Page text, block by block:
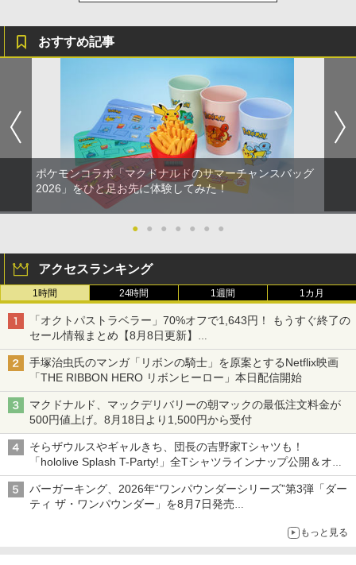
おすすめ記事
ポケモンコラボ「マクドナルドのサマーチャンスバッグ
2026」をひと足お先に体験してみた！
● ● ● ● ● ● ●
アクセスランキング
1時間 24時間 1週間 1カ月
「オクトパストラベラー」70%オフで1,643円！ もうすぐ終了の
セール情報まとめ【8月8日更新】
ニンテンドーeショップでは「大神 絶景版」が67%オフで990円
手塚治虫氏のマンガ「リボンの騎士」を原案とするNetflix映画
「THE RIBBON HERO リボンヒーロー」本日配信開始
マクドナルド、マックデリバリーの朝マックの最低注文料金が
500円値上げ。8月18日より1,500円から受付
そらザウルスやギャルきち、団長の吉野家Tシャツも！
「hololive Splash T-Party!」全Tシャツラインナップ公開＆オン
ライン販売開始
バーガーキング、2026年“ワンパウンダーシリーズ”第3弾「ダー
ティ ザ・ワンパウンダー」を8月7日発売
もっと見る